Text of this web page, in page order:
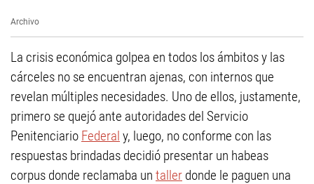
Archivo
La crisis económica golpea en todos los ámbitos y las
cárceles no se encuentran ajenas, con internos que
revelan múltiples necesidades. Uno de ellos, justamente,
primero se quejó ante autoridades del Servicio
Penitenciario Federal y, luego, no conforme con las
respuestas brindadas decidió presentar un habeas
corpus donde reclamaba un taller donde le paguen una